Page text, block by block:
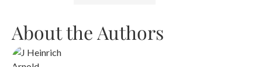
About the Authors